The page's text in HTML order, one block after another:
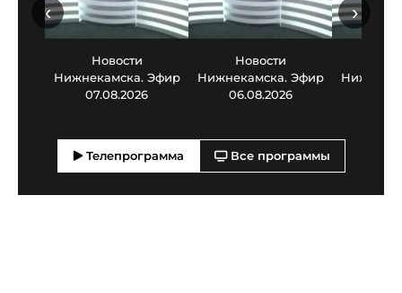
Новости
Нижнекамска. Эфир
07.08.2026
Новости
Нижнекамска. Эфир
06.08.2026
‹ ›
Телепрограмма Все программы